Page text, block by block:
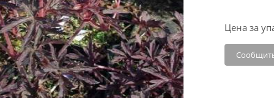
Цена за